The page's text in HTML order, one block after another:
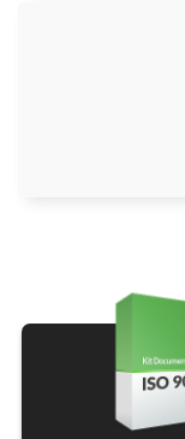
61 modelli
Accesso ai
Strumento